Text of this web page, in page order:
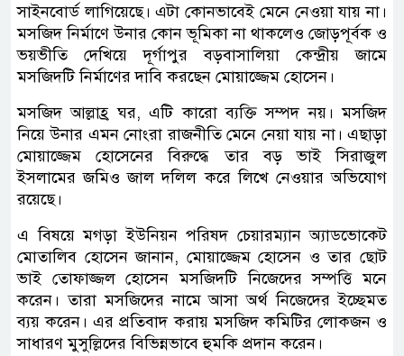
সাইনবোর্ড লাগিয়েছে। এটা কোনভাবেই মেনে নেওয়া যায় না।
মসজিদ নির্মাণে উনার কোন ভূমিকা না থাকলেও জোড়পূর্বক ও
ভয়ভীতি দেখিয়ে দূর্গাপুর বড়বাসালিয়া কেন্দ্রীয় জামে
মসজিদটি নির্মাণের দাবি করছেন মোয়াজ্জেম হোসেন।
মসজিদ আল্লাহ্র ঘর, এটি কারো ব্যক্তি সম্পদ নয়। মসজিদ
নিয়ে উনার এমন নোংরা রাজনীতি মেনে নেয়া যায় না। এছাড়া
মোয়াজ্জেম হোসেনের বিরুদ্ধে তার বড় ভাই সিরাজুল
ইসলামের জমিও জাল দলিল করে লিখে নেওয়ার অভিযোগ
রয়েছে।
এ বিষয়ে মগড়া ইউনিয়ন পরিষদ চেয়ারম্যান অ্যাডভোকেট
মোতালিব হোসেন জানান, মোয়াজ্জেম হোসেন ও তার ছোট
ভাই তোফাজ্জল হোসেন মসজিদটি নিজেদের সম্পত্তি মনে
করেন। তারা মসজিদের নামে আসা অর্থ নিজেদের ইচ্ছেমত
ব্যয় করেন। এর প্রতিবাদ করায় মসজিদ কমিটির লোকজন ও
সাধারণ মুসুল্লিদের বিভিন্নভাবে হুমকি প্রদান করেন।